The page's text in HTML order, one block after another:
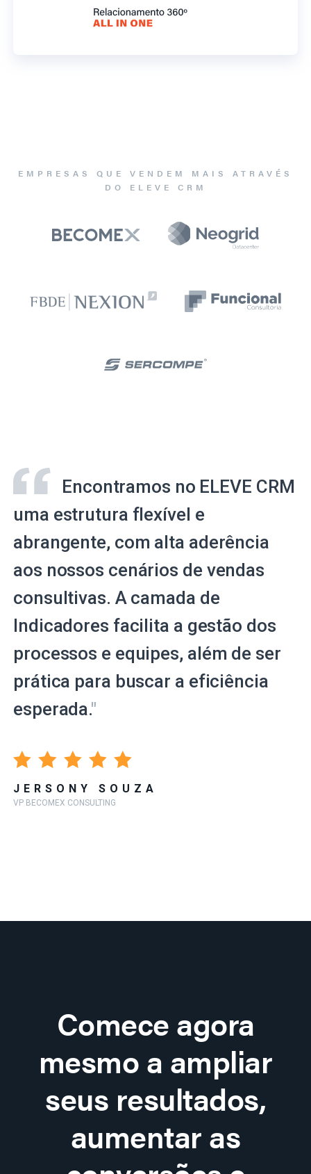
EMPRESAS QUE VENDEM MAIS ATRAVÉS
DO ELEVE CRM
Encontramos no ELEVE CRM
uma estrutura flexível e
abrangente, com alta aderência
aos nossos cenários de vendas
consultivas. A camada de
Indicadores facilita a gestão dos
processos e equipes, além de ser
prática para buscar a eficiência
esperada."
JERSONY SOUZA
VP BECOMEX CONSULTING
Comece agora
mesmo a ampliar
seus resultados,
aumentar as